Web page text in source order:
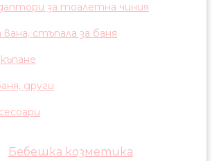
за тоалетна чиния
стъпала за баня
други
Бебешка козметика